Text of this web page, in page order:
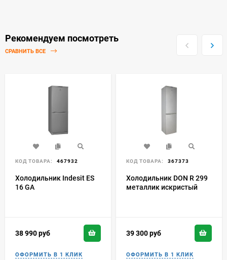
Рекомендуем посмотреть
СРАВНИТЬ ВСЕ
КОД ТОВАРА: 467932
Холодильник Indesit ES
16 GA
38 990руб
КОД ТОВАРА: 367373
Холодильник DON R 299
металлик искристый
39 300руб